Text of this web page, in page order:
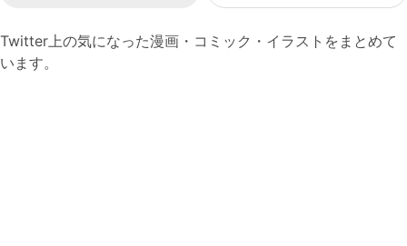
Twitter上の気になった漫画・コミック・イラストをまとめて
います。